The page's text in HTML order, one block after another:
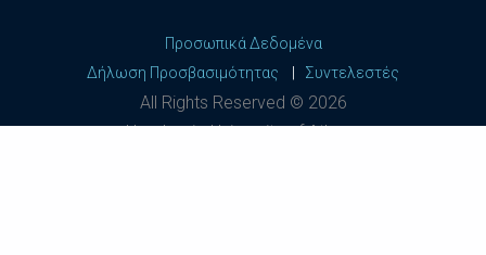
Προσωπικά Δεδομένα
Δήλωση Προσβασιμότητας
Συντελεστές
All Rights Reserved © 2026
Harokopio University of Athens